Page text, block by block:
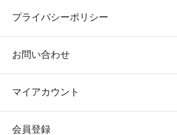
プライバシーポリシー
お問い合わせ
マイアカウント
会員登録